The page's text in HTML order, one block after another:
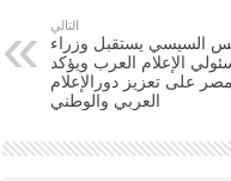
التالي
السيسي يستقبل وزراء
الإعلام العرب ويؤكد
على تعزيز دورالإعلام
العربي والوطني